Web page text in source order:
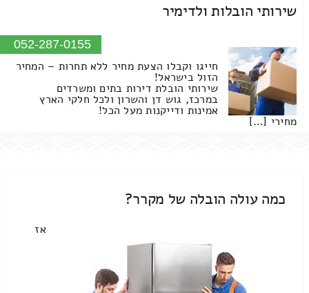
שירותי הובלות ולדימיר
052-287-0155
חייגו וקבלו הצעת מחיר ללא תחרות – המחיר
הזול בישראל!
שירותי הובלת דירות בתים ומשרדים
במרכז, גוש דן והשרון ולכל חלקי הארץ
אמינות ודייקנות מעל הכל!
מחירי […]
כמה עולה הובלה של מקרר?
אז